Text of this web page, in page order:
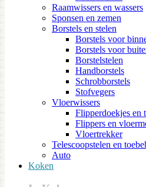
Raamwissers en wassers
Sponsen en zemen
Borstels en stelen
Borstels voor
Borstels voor
Borstelstelen
Handborstels
Schrobborstels
Stofvegers
Vloerwissers
Flipperdoekjes en
Flippers en
Vloertrekker
Telescoopstelen en
Auto
Koken